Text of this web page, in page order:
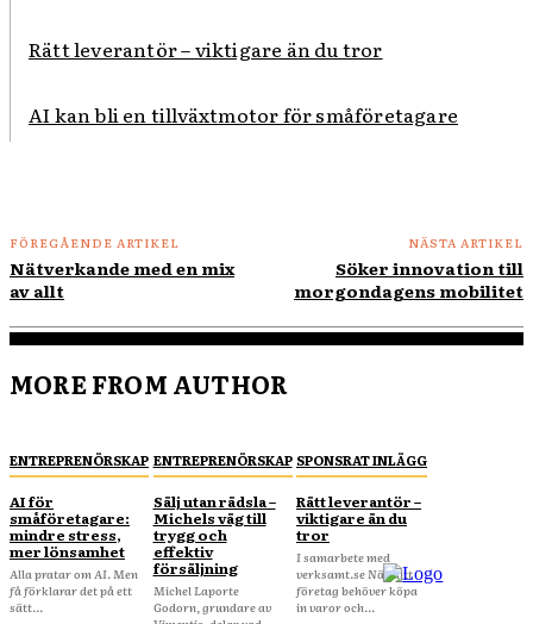
Rätt leverantör – viktigare än du tror
AI kan bli en tillväxtmotor för småföretagare
FÖREGÅENDE ARTIKEL
Nätverkande med en mix
av allt
NÄSTA ARTIKEL
Söker innovation till
morgondagens mobilitet
MORE FROM AUTHOR
ENTREPRENÖRSKAP
AI för
småföretagare:
mindre stress,
mer lönsamhet
Alla pratar om AI. Men
få förklarar det på ett
sätt...
ENTREPRENÖRSKAP
Sälj utan rädsla –
Michels väg till
trygg och
effektiv
försäljning
Michel Laporte
Godorn, grundare av
SPONSRAT INLÄGG
Rätt leverantör –
viktigare än du
tror
I samarbete med
verksamt.se När ditt
företag behöver köpa
in varor och...